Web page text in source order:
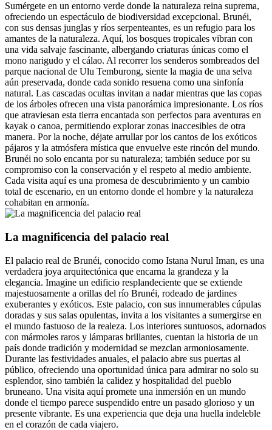
Sumérgete en un entorno verde donde la naturaleza reina suprema,
ofreciendo un espectáculo de biodiversidad excepcional. Brunéi,
con sus densas junglas y ríos serpenteantes, es un refugio para los
amantes de la naturaleza. Aquí, los bosques tropicales vibran con
una vida salvaje fascinante, albergando criaturas únicas como el
mono narigudo y el cálao. Al recorrer los senderos sombreados del
parque nacional de Ulu Temburong, siente la magia de una selva
aún preservada, donde cada sonido resuena como una sinfonía
natural. Las cascadas ocultas invitan a nadar mientras que las copas
de los árboles ofrecen una vista panorámica impresionante. Los ríos
que atraviesan esta tierra encantada son perfectos para aventuras en
kayak o canoa, permitiendo explorar zonas inaccesibles de otra
manera. Por la noche, déjate arrullar por los cantos de los exóticos
pájaros y la atmósfera mística que envuelve este rincón del mundo.
Brunéi no solo encanta por su naturaleza; también seduce por su
compromiso con la conservación y el respeto al medio ambiente.
Cada visita aquí es una promesa de descubrimiento y un cambio
total de escenario, en un entorno donde el hombre y la naturaleza
cohabitan en armonía.
La magnificencia del palacio real
El palacio real de Brunéi, conocido como Istana Nurul Iman, es una
verdadera joya arquitectónica que encarna la grandeza y la
elegancia. Imagine un edificio resplandeciente que se extiende
majestuosamente a orillas del río Brunéi, rodeado de jardines
exuberantes y exóticos. Este palacio, con sus innumerables cúpulas
doradas y sus salas opulentas, invita a los visitantes a sumergirse en
el mundo fastuoso de la realeza. Los interiores suntuosos, adornados
con mármoles raros y lámparas brillantes, cuentan la historia de un
país donde tradición y modernidad se mezclan armoniosamente.
Durante las festividades anuales, el palacio abre sus puertas al
público, ofreciendo una oportunidad única para admirar no solo su
esplendor, sino también la calidez y hospitalidad del pueblo
bruneano. Una visita aquí promete una inmersión en un mundo
donde el tiempo parece suspendido entre un pasado glorioso y un
presente vibrante. Es una experiencia que deja una huella indeleble
en el corazón de cada viajero.